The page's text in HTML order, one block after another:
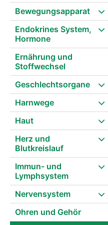
Bewegungsapparat
Endokrines System,
Hormone
Ernährung und
Stoffwechsel
Geschlechtsorgane
Harnwege
Haut
Herz und
Blutkreislauf
Immun- und
Lymphsystem
Nervensystem
Ohren und Gehör